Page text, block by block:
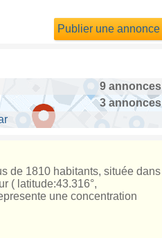
Publier une annonce
9 annonces
3 annonces
de 1810 habitants, située dans
( latitude:43.316°,
une concentration